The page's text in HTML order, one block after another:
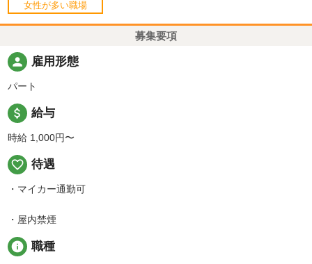
女性が多い職場
募集要項
person 雇用形態
パート
attach_money 給与
時給 1,000円〜
favorite_border 待遇
・マイカー通勤可
・屋内禁煙
info 職種